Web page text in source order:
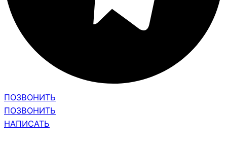
ПОЗВОНИТЬ
ПОЗВОНИТЬ
НАПИСАТЬ